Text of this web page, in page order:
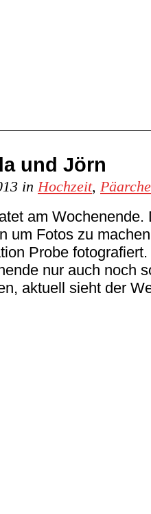
und Jörn
in Hochzeit,
am Wochenende.
um Fotos zu
Probe fotografiert.
nur auch noch
aktuell sieht der